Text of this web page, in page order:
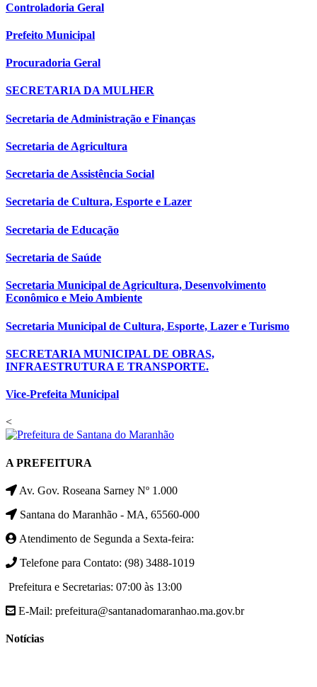
Controladoria Geral
Prefeito Municipal
Procuradoria Geral
SECRETARIA DA MULHER
Secretaria de Administração e Finanças
Secretaria de Agricultura
Secretaria de Assistência Social
Secretaria de Cultura, Esporte e Lazer
Secretaria de Educação
Secretaria de Saúde
Secretaria Municipal de Agricultura, Desenvolvimento
Econômico e Meio Ambiente
Secretaria Municipal de Cultura, Esporte, Lazer e Turismo
SECRETARIA MUNICIPAL DE OBRAS,
INFRAESTRUTURA E TRANSPORTE.
Vice-Prefeita Municipal
<
A PREFEITURA
Av. Gov. Roseana Sarney Nº 1.000
Santana do Maranhão - MA, 65560-000
Atendimento de Segunda a Sexta-feira:
Telefone para Contato: (98) 3488-1019
Prefeitura e Secretarias: 07:00 às 13:00
E-Mail: prefeitura@santanadomaranhao.ma.gov.br
Notícias